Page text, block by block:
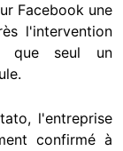
Facebook une
l'intervention
que seul un
l'entreprise
confirmé à